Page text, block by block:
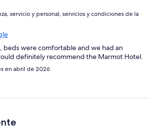
servicio y personal, servicios y condiciones de la
beds were comfortable and we had an
definitely recommend the Marmot Hotel.
en abril de 2026